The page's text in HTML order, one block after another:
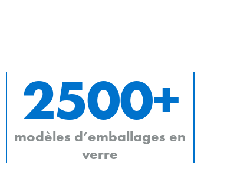
2500+
modèles d’emballages en
verre